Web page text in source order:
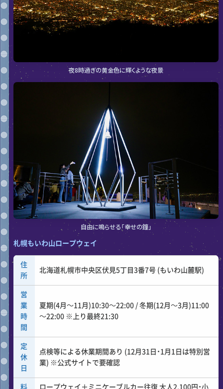
夜8時過ぎの黄金色に輝くような夜景
自由に鳴らせる「幸せの鐘」
札幌もいわ山ロープウェイ
住
所
北海道札幌市中央区伏見5丁目3番7号 (もいわ山麓駅)
営
業
時
間
夏期(4月～11月)10:30～22:00 / 冬期(12月～3月)11:00
～22:00 ※上り最終21:30
定
休
日
点検等による休業期間あり (12月31日・1月1日は特別営
業) ※公式サイトで要確認
料
ロープウェイ＋ミニケーブルカー往復 大人2,100円・小